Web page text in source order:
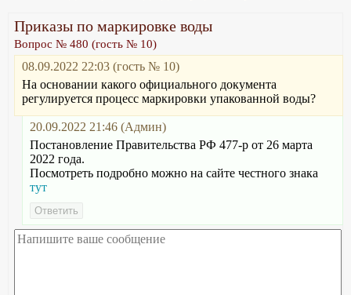
Приказы по маркировке воды
Вопрос № 480 (гость № 10)
08.09.2022 22:03 (гость № 10)
На основании какого официального документа
регулируется процесс маркировки упакованной воды?
20.09.2022 21:46 (Админ)
Постановление Правительства РФ 477-р от 26 марта
2022 года.
Посмотреть подробно можно на сайте честного знака
тут